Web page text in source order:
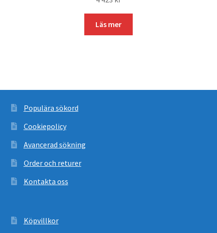
Läs mer
Populära sökord
Cookiepolicy
Avancerad sökning
Order och returer
Kontakta oss
Köpvillkor